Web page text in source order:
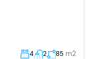
4 2 85 m2